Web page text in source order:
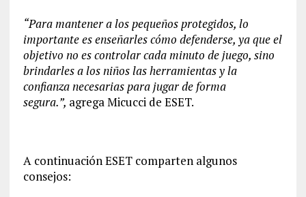
“Para mantener a los pequeños protegidos, lo
importante es enseñarles cómo defenderse, ya que el
objetivo no es controlar cada minuto de juego, sino
brindarles a los niños las herramientas y la
confianza necesarias para jugar de forma
segura.”, agrega Micucci de ESET.
A continuación ESET comparten algunos
consejos: